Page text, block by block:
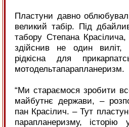
Пластуни давно
великий табір. Під
табору Степана
здійснив не один виліт,
рідкісна для
мотодельтапарапланеризм.
“Ми стараємося зробити
майбутнє держави, –
пан Красілич. – Тут
парапланеризму, історію